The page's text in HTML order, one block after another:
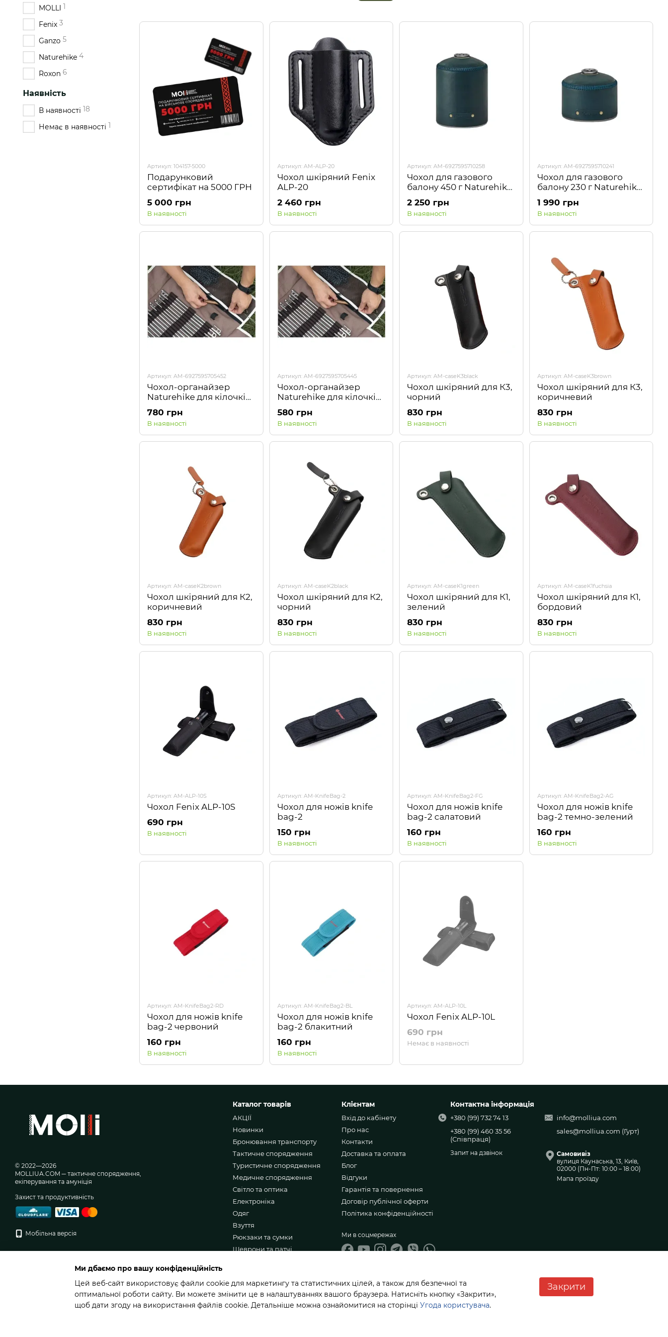
Артикул: 104157-5000
Подарунковий
сертифікат на 5000 ГРН
5 000 грн
В наявності
Артикул: AM-ALP-20
Чохол шкіряний Fenix
ALP-20
2 460 грн
В наявності
Артикул: AM-6927595710258
Чохол для газового
балону 450 г Naturehike
NH20PJ084, темно-
синій
2 250 грн
В наявності
Артикул: AM-6927595710241
Чохол для газового
балону 230 г Naturehike
NH20PJ084, темно-
синій
1 990 грн
В наявності
Артикул: AM-6927595705452
Чохол-органайзер
Naturehike для кілочків
(великий) NH20PJ093,
коричневий
780 грн
В наявності
Артикул: AM-6927595705445
Чохол-органайзер
Naturehike для кілочків
(маленький)
NH20PJ093,
коричневий
580 грн
В наявності
Артикул: AM-caseK3black
Чохол шкіряний для К3,
чорний
830 грн
В наявності
Артикул: AM-caseK3brown
Чохол шкіряний для К3,
коричневий
830 грн
В наявності
Артикул: AM-caseK2brown
Чохол шкіряний для К2,
коричневий
830 грн
В наявності
Артикул: AM-caseK2black
Чохол шкіряний для К2,
чорний
830 грн
В наявності
Артикул: AM-caseK1green
Чохол шкіряний для К1,
зелений
830 грн
В наявності
Артикул: AM-caseK1fuchsia
Чохол шкіряний для К1,
бордовий
830 грн
В наявності
Артикул: AM-ALP-10S
Чохол Fenix ALP-10S
690 грн
В наявності
Артикул: AM-KnifeBag-2
Чохол для ножів knife
bag-2
150 грн
В наявності
Артикул: AM-KnifeBag2-FG
Чохол для ножів knife
bag-2 салатовий
160 грн
В наявності
Артикул: AM-KnifeBag2-AG
Чохол для ножів knife
bag-2 темно-зелений
160 грн
В наявності
Артикул: AM-KnifeBag2-RD
Чохол для ножів knife
bag-2 червоний
160 грн
В наявності
Артикул: AM-KnifeBag2-BL
Чохол для ножів knife
bag-2 блакитний
160 грн
В наявності
Артикул: AM-ALP-10L
Чохол Fenix ALP-10L
690 грн
Немає в наявності
MOLLI 1
Fenix 3
Ganzo 5
Naturehike 4
Roxon 6
Наявність
В наявності 18
Немає в наявності 1
© 2022—2026
MOLLIUA.COM ─ тактичне спорядження,
екіперування та амуніція
Захист та продуктивність
Мобільна версія
Каталог товарів
АКЦІЇ
Новинки
Бронювання транспорту
Тактичне спорядження
Туристичне спорядження
Медичне спорядження
Світло та оптика
Електроніка
Одяг
Взуття
Рюкзаки та сумки
Шеврони та патчі
Гурт/Співпраця
Клієнтам
Вхід до кабінету
Про нас
Контакти
Доставка та оплата
Блог
Відгуки
Гарантія та повернення
Договір публічної оферти
Політика конфіденційності
Ми в соцмережах
Контактна інформація
+380 (99) 732 74 13
+380 (99) 460 35 56
(Співпраця)
Запит на дзвінок
info@molliua.com
sales@molliua.com (Гурт)
Самовивіз
вулиця Каунаська, 13, Київ,
02000 (Пн-Пт: 10:00 – 18:00)
Мапа проїзду
Ми дбаємо про вашу конфіденційність
Цей веб-сайт використовує файли cookie для маркетингу та статистичних цілей, а також для безпечної та
оптимальної роботи сайту. Ви можете змінити це в налаштуваннях вашого браузера. Натисніть кнопку «Закрити»,
щоб дати згоду на використання файлів cookie. Детальніше можна ознайомитися на сторінці Угода користувача.
Закрити